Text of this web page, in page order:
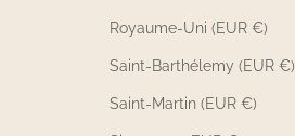
Royaume-Uni (EUR €)
Saint-Barthélemy (EUR €)
Saint-Martin (EUR €)